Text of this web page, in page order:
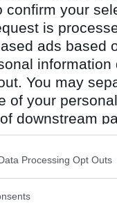
confirm your
is
ads based
You may
of your
of downstream
by us
Participants
that this
Processing Opt Outs
grönsaker med kokt potatis och